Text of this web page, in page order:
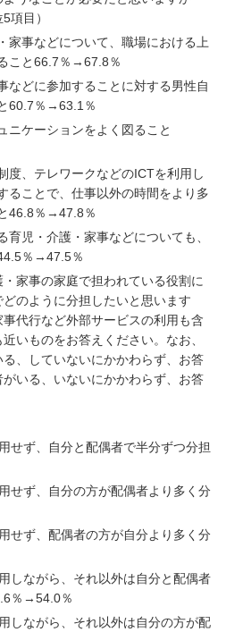
項目）
家事などについて、職場における上
こと66.7％→67.8％
などに参加することに対する男性自
60.7％→63.1％
ニケーションをよく図ること
度、テレワークなどのICTを利用し
ることで、仕事以外の時間をより多
46.8％→47.8％
育児・介護・家事などについても、
％→47.5％
家事の家庭で担われている役割に
のように分担したいと思います
代行など外部サービスの利用も含
いものをお答えください。なお、
、していないにかかわらず、お答
いる、いないにかかわらず、お答
せず、自分と配偶者で半分ずつ分担
せず、自分の方が配偶者より多く分
せず、配偶者の方が自分より多く分
しながら、それ以外は自分と配偶者
％→54.0％
しながら、それ以外は自分の方が配